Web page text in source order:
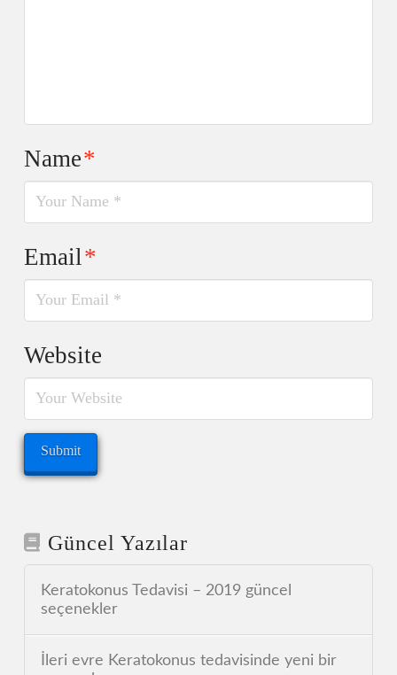
Name*
Email*
Website
Güncel Yazılar
Keratokonus Tedavisi – 2019 güncel
seçenekler
İleri evre Keratokonus tedavisinde yeni bir